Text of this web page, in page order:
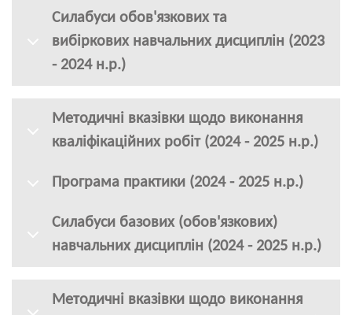
Силабуси обов'язкових та
вибіркових навчальних дисциплін (2023
- 2024 н.р.)
Методичні вказівки щодо виконання
кваліфікаційних робіт (2024 - 2025 н.р.)
Програма практики (2024 - 2025 н.р.)
Силабуси базових (обов'язкових)
навчальних дисциплін (2024 - 2025 н.р.)
Методичні вказівки щодо виконання